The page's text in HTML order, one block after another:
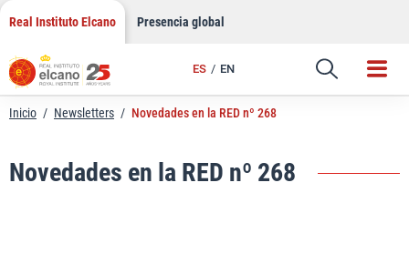
Saltar
contenido
Real Instituto Elcano Presencia global
ES EN
Enlace
Inicio / Newsletters / Novedades en la RED nº 268
Novedades en la RED nº 268